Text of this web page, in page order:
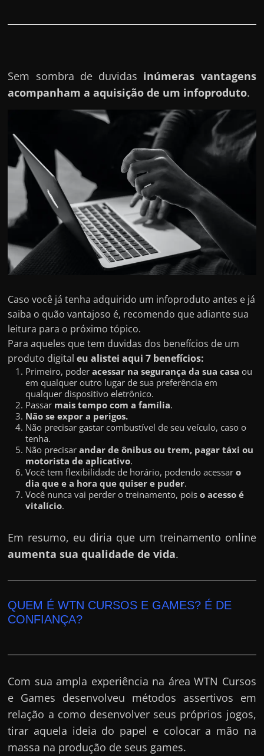
n
h
o
i
n
t
e
n
e
t
?
M
m
🤔
Sem sombra de duvidas inúmeras vantagens
acompanham a aquisição de um infoproduto.
Caso você já tenha adquirido um infoproduto antes e já
saiba o quão vantajoso é, recomendo que adiante sua
leitura para o próximo tópico.
Para aqueles que tem duvidas dos benefícios de um
produto digitaleu alistei aqui 7 benefícios:
Primeiro, poderacessar na segurança da sua casa ou
em qualquer outro lugar de sua preferência em
qualquer dispositivo eletrônico.
Passar mais tempo com a família.
Não se expor a perigos.
Não precisar gastar combustível de seu veículo, caso o
tenha.
Não precisarandar de ônibus ou trem, pagar táxi ou
motorista de aplicativo.
Você tem flexibilidade de horário, podendo acessaro
dia que e a hora que quiser e puder.
Você nunca vai perder o treinamento, poiso acesso é
vitalício.
Em resumo, eu diria que um treinamento online
aumenta sua qualidade de vida.
QUEM É WTN CURSOS E GAMES? É DE
CONFIANÇA?
Com sua ampla experiência na área WTN Cursos
e Games desenvolveu métodos assertivos em
relação a como desenvolver seus próprios jogos,
tirar aquela ideia do papel e colocar a mão na
massa na produção de seus games.